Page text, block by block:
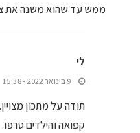
ממש עד שהוא משנה את
לי
9 בינואר 2022 - 15:38
תודה על מתכון
קפואה והילדים טרפו.